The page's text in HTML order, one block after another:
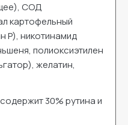
СОД
картофельный
P), никотинамид
полиоксиэтилен
желатин,
30% рутина и